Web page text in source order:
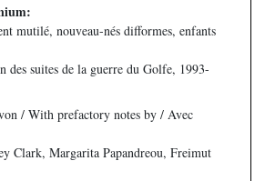
mutilé, nouveau-nés difformes, enfants
des suites de la guerre du Golfe, 1993-
/ With prefactory notes by / Avec
Clark, Margarita Papandreou, Freimut